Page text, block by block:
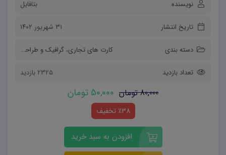
نویسنده بتافایل
تاریخ انتشار ۳۱ شهریور ۱۴۰۲
دسته بندی کارت های تجاری، گرافیک و طراحی
تعداد بازدید 2325 بازدید
80,000 تومان 50,000 تومان
٪38 تخفیف
افزودن به سبد خرید